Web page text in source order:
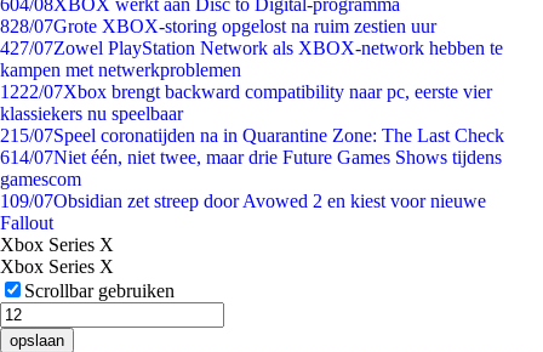
604/08XBOX werkt aan Disc to Digital-programma
828/07Grote XBOX-storing opgelost na ruim zestien uur
427/07Zowel PlayStation Network als XBOX-network hebben te
kampen met netwerkproblemen
1222/07Xbox brengt backward compatibility naar pc, eerste vier
klassiekers nu speelbaar
215/07Speel coronatijden na in Quarantine Zone: The Last Check
614/07Niet één, niet twee, maar drie Future Games Shows tijdens
gamescom
109/07Obsidian zet streep door Avowed 2 en kiest voor nieuwe
Fallout
Xbox Series X
Xbox Series X
Scrollbar gebruiken
opslaan